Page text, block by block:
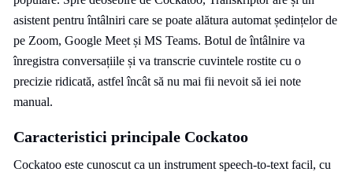
asistent pentru întâlniri care se poate alătura automat ședințelor de
pe Zoom, Google Meet și MS Teams. Botul de întâlnire va
înregistra conversațiile și va transcrie cuvintele rostite cu o
precizie ridicată, astfel încât să nu mai fii nevoit să iei note
manual.
Caracteristici principale Cockatoo
Cockatoo este cunoscut ca un instrument speech-to-text facil, cu